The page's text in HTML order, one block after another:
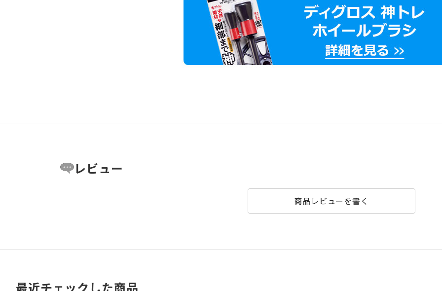
レビュー
商品レビューを書く
最近チェックした商品